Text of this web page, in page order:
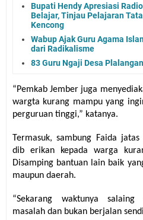
Bupati Hendy Apresiasi
Belajar, Tinjau Pelajaran
Kencong
Wabup Ajak Guru Agama
dari Radikalisme
83 Guru Ngaji Desa
“Pemkab Jember juga
wargta kurang mampu yang
perguruan tinggi,” katanya.
Termasuk, sambung Faida
dib erikan kepada warga
Disamping bantuan lain baik
maupun daerah.
“Sekarang waktunya
masalah dan bukan berjalan